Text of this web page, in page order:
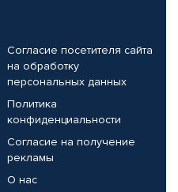
Согласие посетителя сайта
на обработку
персональных данных
Политика
конфиденциальности
Согласие на получение
рекламы
О нас